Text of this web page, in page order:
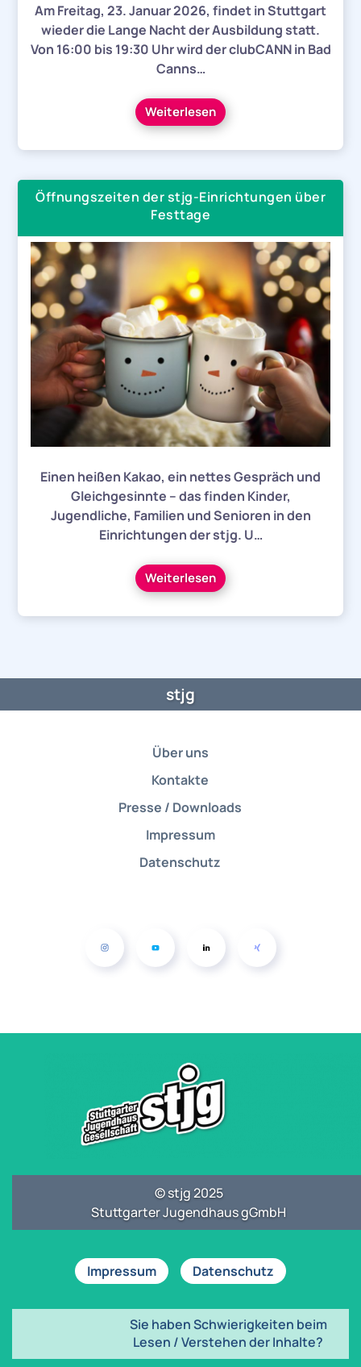
Am Freitag, 23. Januar 2026, findet in Stuttgart
wieder die Lange Nacht der Ausbildung statt.
Von 16:00 bis 19:30 Uhr wird der clubCANN in Bad
Canns…
Weiterlesen
Öffnungszeiten der stjg-Einrichtungen über
Festtage
Einen heißen Kakao, ein nettes Gespräch und
Gleichgesinnte – das finden Kinder,
Jugendliche, Familien und Senioren in den
Einrichtungen der stjg. U…
Weiterlesen
stjg
Über uns
Kontakte
Presse / Downloads
Impressum
Datenschutz
© stjg 2025
Stuttgarter Jugendhaus gGmbH
Impressum Datenschutz
Sie haben Schwierigkeiten beim
Lesen / Verstehen der Inhalte?